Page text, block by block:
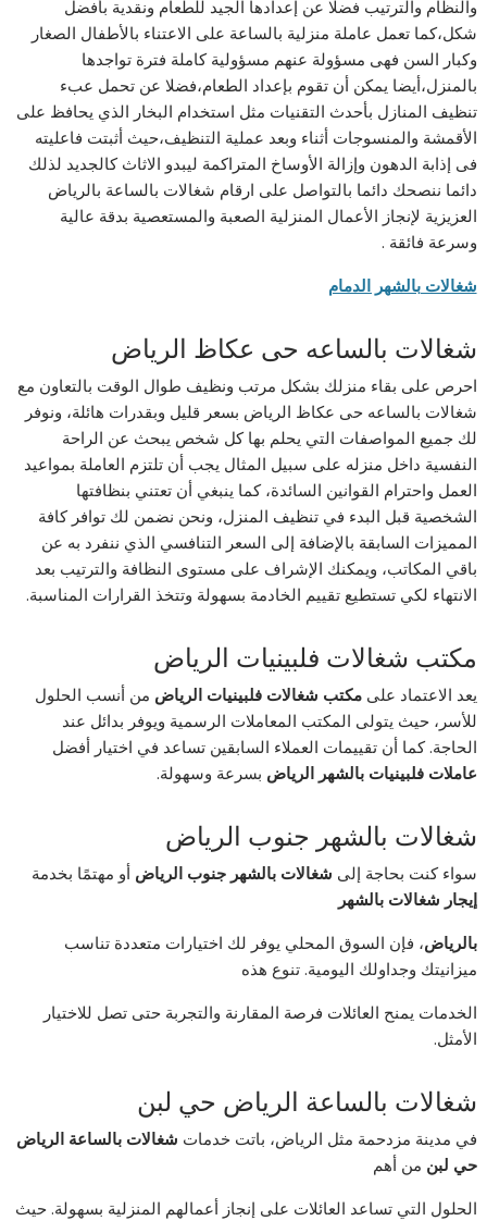
والنظام والترتيب فضلا عن إعدادها الجيد للطعام ونقدية بأفضل
شكل،كما تعمل عاملة منزلية بالساعة على الاعتناء بالأطفال الصغار
وكبار السن فهى مسؤولة عنهم مسؤولية كاملة فترة تواجدها
بالمنزل،أيضا يمكن أن تقوم بإعداد الطعام،فضلا عن تحمل عبء
تنظيف المنازل بأحدث التقنيات مثل استخدام البخار الذي يحافظ على
الأقمشة والمنسوجات أثناء وبعد عملية التنظيف،حيث أثبتت فاعليته
فى إذابة الدهون وإزالة الأوساخ المتراكمة ليبدو الاثاث كالجديد لذلك
دائما ننصحك دائما بالتواصل على ارقام شغالات بالساعة بالرياض
العزيزية لإنجاز الأعمال المنزلية الصعبة والمستعصية بدقة عالية
وسرعة فائقة .
شغالات بالشهر الدمام
شغالات بالساعه حى عكاظ الرياض
احرص على بقاء منزلك بشكل مرتب ونظيف طوال الوقت بالتعاون مع
شغالات بالساعه حى عكاظ الرياض بسعر قليل وبقدرات هائلة، ونوفر
لك جميع المواصفات التي يحلم بها كل شخص يبحث عن الراحة
النفسية داخل منزله على سبيل المثال يجب أن تلتزم العاملة بمواعيد
العمل واحترام القوانين السائدة، كما ينبغي أن تعتني بنظافتها
الشخصية قبل البدء في تنظيف المنزل، ونحن نضمن لك توافر كافة
المميزات السابقة بالإضافة إلى السعر التنافسي الذي ننفرد به عن
باقي المكاتب، ويمكنك الإشراف على مستوى النظافة والترتيب بعد
الانتهاء لكي تستطيع تقييم الخادمة بسهولة وتتخذ القرارات المناسبة.
مكتب شغالات فلبينيات الرياض
يعد الاعتماد علىمكتب شغالات فلبينيات الرياض من أنسب الحلول
للأسر، حيث يتولى المكتب المعاملات الرسمية ويوفر بدائل عند
الحاجة. كما أن تقييمات العملاء السابقين تساعد في اختيار أفضل
عاملات فلبينيات بالشهر الرياض بسرعة وسهولة.
شغالات بالشهر جنوب الرياض
سواء كنت بحاجة إلى شغالات بالشهر جنوب الرياض أو مهتمًا بخدمة
إيجار شغالات بالشهر
بالرياض، فإن السوق المحلي يوفر لك اختيارات متعددة تناسب
ميزانيتك وجداولك اليومية. تنوع هذه
الخدمات يمنح العائلات فرصة المقارنة والتجربة حتى تصل للاختيار
الأمثل.
شغالات بالساعة الرياض حي لبن
في مدينة مزدحمة مثل الرياض، باتت خدمات شغالات بالساعة الرياض
حي لبن من أهم
الحلول التي تساعد العائلات على إنجاز أعمالهم المنزلية بسهولة. حيث